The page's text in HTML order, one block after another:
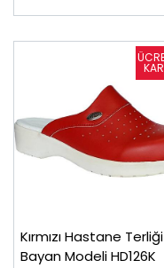
Kırmızı Hastane Terliği
Bayan Modeli HD126K